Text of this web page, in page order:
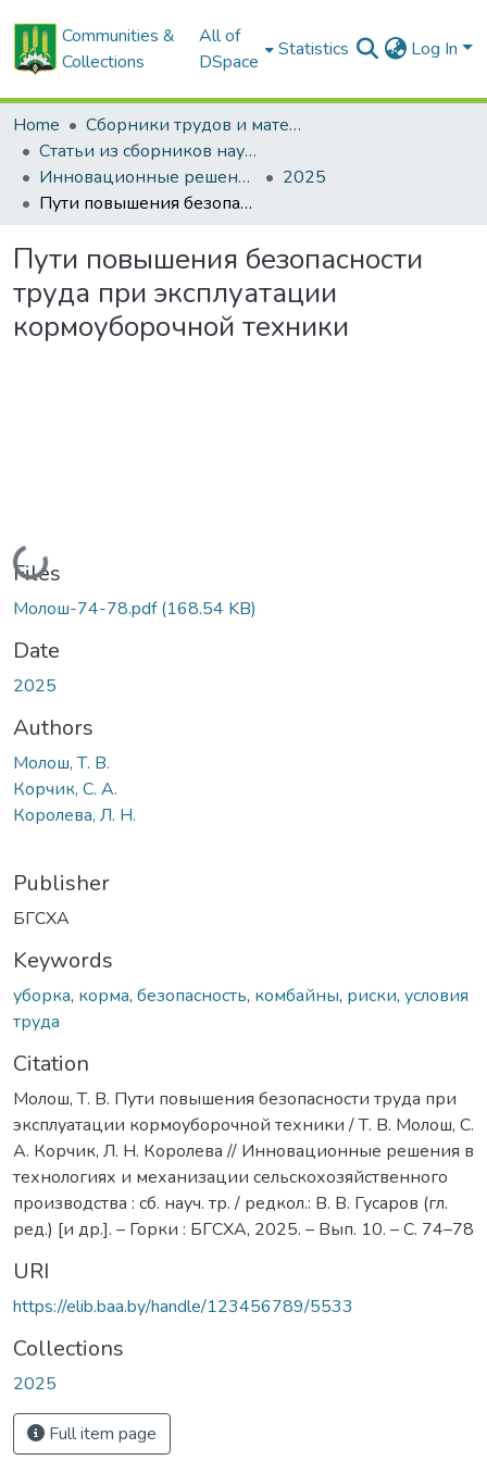
Communities &
Collections
All of
DSpace
Statistics Log In
Home
Сборники трудов и материалов конференций
Статьи из сборников научных трудов
Инновационные решения в технологиях и механизации сельскохозяйственного производства
2025
Пути повышения безопасности труда при эксплуатации кормоуборочной техники
Пути повышения безопасности
труда при эксплуатации
кормоуборочной техники
Loading...
Files
Молош-74-78.pdf(168.54 KB)
Date
2025
Authors
Молош, Т. В.
Корчик, С. А.
Королева, Л. Н.
Publisher
БГСХА
Keywords
уборка, корма, безопасность, комбайны, риски, условия
труда
Citation
Молош, Т. В. Пути повышения безопасности труда при
эксплуатации кормоуборочной техники / Т. В. Молош, С.
А. Корчик, Л. Н. Королева // Инновационные решения в
технологиях и механизации сельскохозяйственного
производства : сб. науч. тр. / редкол.: В. В. Гусаров (гл.
ред.) [и др.]. – Горки : БГСХА, 2025. – Вып. 10. – С. 74–78
URI
https://elib.baa.by/handle/123456789/5533
Collections
2025
Full item page